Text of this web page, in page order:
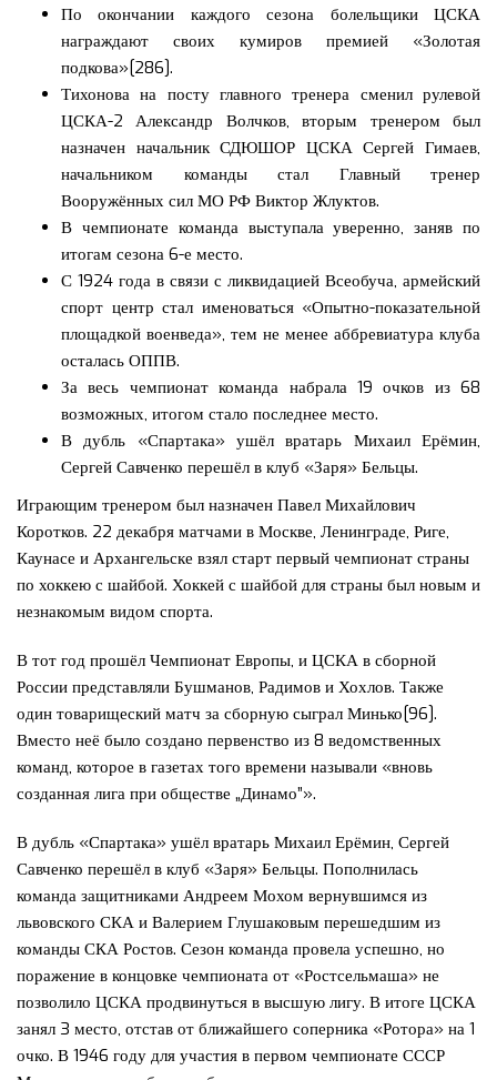
По окончании каждого сезона болельщики ЦСКА
награждают своих кумиров премией «Золотая
подкова»[286].
Тихонова на посту главного тренера сменил рулевой
ЦСКА-2 Александр Волчков, вторым тренером был
назначен начальник СДЮШОР ЦСКА Сергей Гимаев,
начальником команды стал Главный тренер
Вооружённых сил МО РФ Виктор Жлуктов.
В чемпионате команда выступала уверенно, заняв по
итогам сезона 6-е место.
С 1924 года в связи с ликвидацией Всеобуча, армейский
спорт центр стал именоваться «Опытно-показательной
площадкой военведа», тем не менее аббревиатура клуба
осталась ОППВ.
За весь чемпионат команда набрала 19 очков из 68
возможных, итогом стало последнее место.
В дубль «Спартака» ушёл вратарь Михаил Ерёмин,
Сергей Савченко перешёл в клуб «Заря» Бельцы.
Играющим тренером был назначен Павел Михайлович
Коротков. 22 декабря матчами в Москве, Ленинграде, Риге,
Каунасе и Архангельске взял старт первый чемпионат страны
по хоккею с шайбой. Хоккей с шайбой для страны был новым и
незнакомым видом спорта.
В тот год прошёл Чемпионат Европы, и ЦСКА в сборной
России представляли Бушманов, Радимов и Хохлов. Также
один товарищеский матч за сборную сыграл Минько[96].
Вместо неё было создано первенство из 8 ведомственных
команд, которое в газетах того времени называли «вновь
созданная лига при обществе „Динамо”».
В дубль «Спартака» ушёл вратарь Михаил Ерёмин, Сергей
Савченко перешёл в клуб «Заря» Бельцы. Пополнилась
команда защитниками Андреем Мохом вернувшимся из
львовского СКА и Валерием Глушаковым перешедшим из
команды СКА Ростов. Сезон команда провела успешно, но
поражение в концовке чемпионата от «Ростсельмаша» не
позволило ЦСКА продвинуться в высшую лигу. В итоге ЦСКА
занял 3 место, отстав от ближайшего соперника «Ротора» на 1
очко. В 1946 году для участия в первом чемпионате СССР